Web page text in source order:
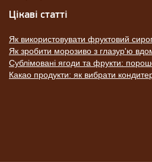
Цікаві статті
Як використовувати фруктовий
Як зробити морозиво з глазур'ю
Сублімовані ягоди та фрукти:
Какао продукти: як вибрати